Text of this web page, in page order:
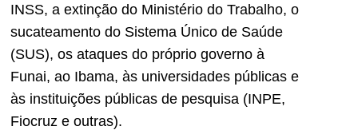
INSS, a extinção do Ministério do Trabalho, o
sucateamento do Sistema Único de Saúde
(SUS), os ataques do próprio governo à
Funai, ao Ibama, às universidades públicas e
às instituições públicas de pesquisa (INPE,
Fiocruz e outras).